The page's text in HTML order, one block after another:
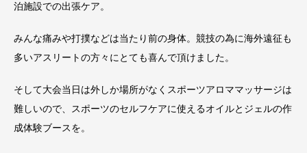
泊施設での出張ケア。
みんな痛みや打撲などは当たり前の身体。競技の為に海外遠征も
多いアスリートの方々にとても喜んで頂けました。
そして大会当日は外しか場所がなくスポーツアロママッサージは
難しいので、スポーツのセルフケアに使えるオイルとジェルの作
成体験ブースを。